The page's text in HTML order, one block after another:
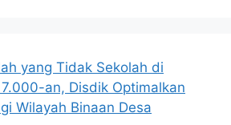
yang Tidak Sekolah di
an, Disdik Optimalkan
Wilayah Binaan Desa